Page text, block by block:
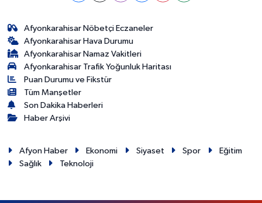
Afyonkarahisar Nöbetçi Eczaneler
Afyonkarahisar Hava Durumu
Afyonkarahisar Namaz Vakitleri
Afyonkarahisar Trafik Yoğunluk Haritası
Puan Durumu ve Fikstür
Tüm Manşetler
Son Dakika Haberleri
Haber Arşivi
Afyon Haber Ekonomi Siyaset Spor
Eğitim
Sağlık
Teknoloji